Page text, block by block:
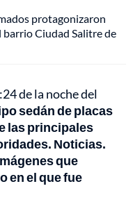
protagonizaron
Ciudad Salitre de
de la noche del
sedán de placas
las principales
Noticias.
que
en el que fue